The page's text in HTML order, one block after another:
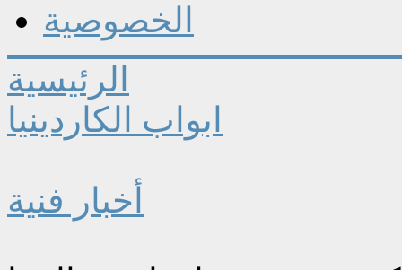
الخصوصية
الرئيسية
ابواب الكاردينيا
أخبار فنية